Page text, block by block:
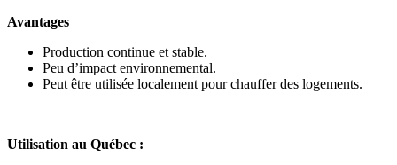
Avantages
Production continue et stable.
Peu d’impact environnemental.
Peut être utilisée localement pour chauffer des logements.
Utilisation au Québec :